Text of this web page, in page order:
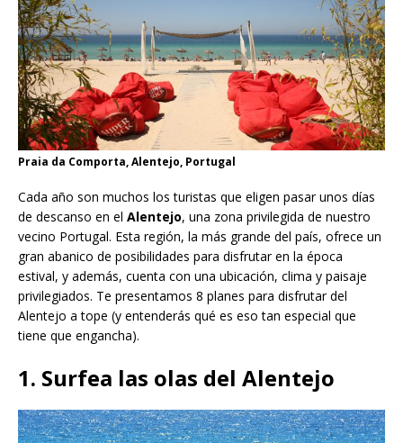
Praia da Comporta, Alentejo, Portugal
Cada año son muchos los turistas que eligen pasar unos días
de descanso en el Alentejo, una zona privilegida de nuestro
vecino Portugal. Esta región, la más grande del país, ofrece un
gran abanico de posibilidades para disfrutar en la época
estival, y además, cuenta con una ubicación, clima y paisaje
privilegiados. Te presentamos 8 planes para disfrutar del
Alentejo a tope (y entenderás qué es eso tan especial que
tiene que engancha).
1. Surfea las olas del Alentejo